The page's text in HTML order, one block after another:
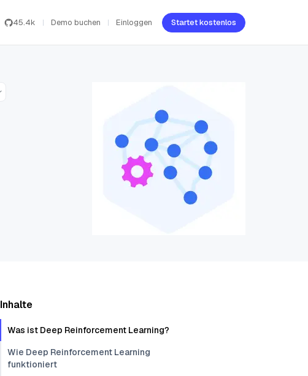
45.4k Demo buchen Einloggen Startet kostenlos
Inhalte
Was ist Deep Reinforcement Learning?
Wie Deep Reinforcement Learning
funktioniert